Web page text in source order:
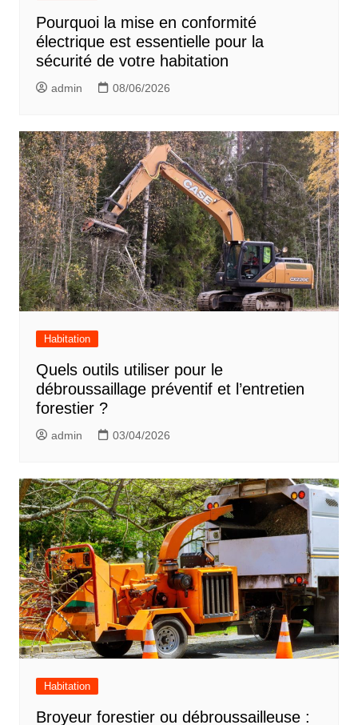
Pourquoi la mise en conformité
électrique est essentielle pour la
sécurité de votre habitation
admin 08/06/2026
Habitation
Quels outils utiliser pour le
débroussaillage préventif et l’entretien
forestier ?
admin 03/04/2026
Habitation
Broyeur forestier ou débroussailleuse :